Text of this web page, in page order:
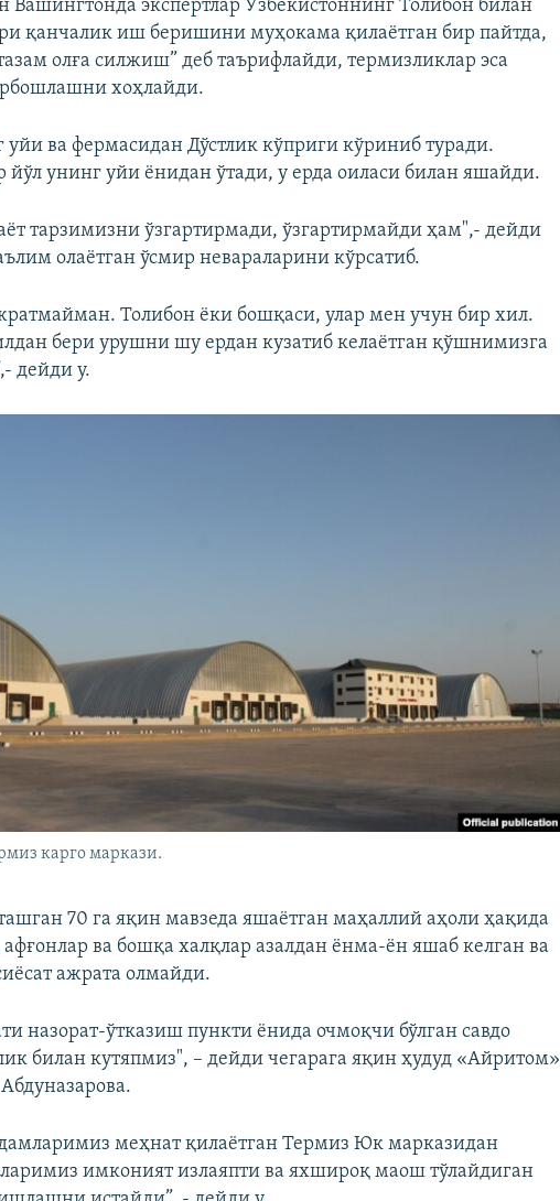
экспертлар Ўзбекистоннинг Толибон билан
қанчалик иш беришини муҳокама қилаётган бир пайтда,
олға силжиш” деб таърифлайди, термизликлар эса
хоҳлайди.
ва фермасидан Дўстлик кўприги кўриниб туради.
йўл унинг уйи ёнидан ўтади, у ерда оиласи билан яшайди.
тарзимизни ўзгартирмади, ўзгартирмайди ҳам",- дейди
олаётган ўсмир невараларини кўрсатиб.
Толибон ёки бошқаси, улар мен учун бир хил.
бери урушни шу ердан кузатиб келаётган қўшнимизга
дейди у.
карго маркази.
70 га яқин мавзеда яшаётган маҳаллий аҳоли ҳақида
ва бошқа халқлар азалдан ёнма-ён яшаб келган ва
ажрата олмайди.
назорат-ўтказиш пункти ёнида очмоқчи бўлган савдо
билан кутяпмиз", – дейди чегарага яқин ҳудуд «Айритом»
меҳнат қилаётган Термиз Юк марказидан
имконият излаяпти ва яхшироқ маош тўлайдиган